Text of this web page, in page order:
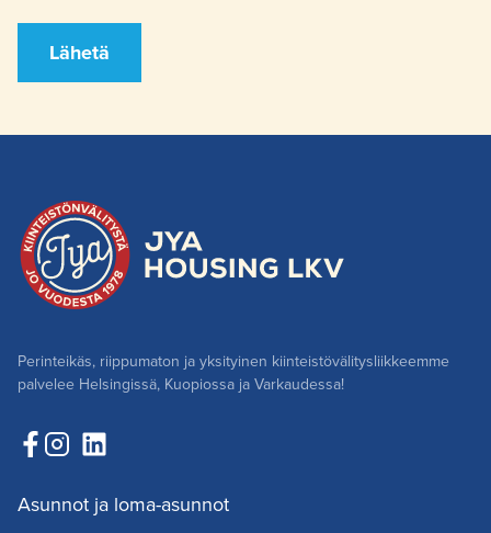
Lähetä
Perinteikäs, riippumaton ja yksityinen kiinteistövälitysliikkeemme
palvelee Helsingissä, Kuopiossa ja Varkaudessa!
Asunnot ja loma-asunnot